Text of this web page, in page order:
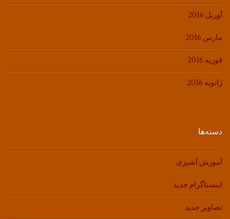
آوریل 2016
مارس 2016
فوریه 2016
ژانویه 2016
دسته‌ها
آموزش آشپزی
اینستاگرام جدید
تصاویر جدید